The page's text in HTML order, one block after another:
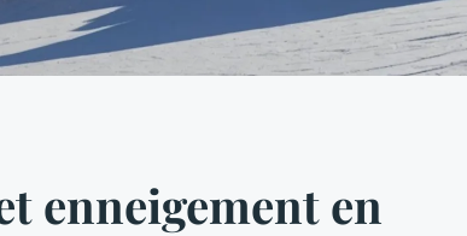
enneigement en